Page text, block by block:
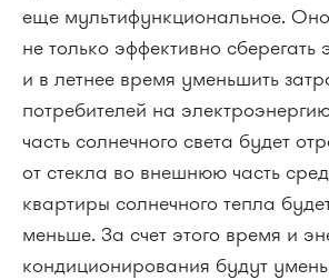
еще мультифункциональное. Оно
не только эффективно сберегать
и в летнее время уменьшить
потребителей на
часть солнечного света будет
от стекла во внешнюю часть
квартиры солнечного тепла
меньше. За счет этого время и
кондиционирования будут